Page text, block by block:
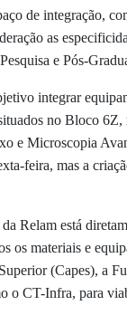
de integração,
as
e Pós-
integrar
no Bloco 6Z,
e Microscopia
feira, mas a
Relam está
os materiais e
(Capes), a
o CT-Infra, para